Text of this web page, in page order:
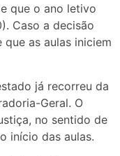
que o ano letivo
Caso a decisão
as aulas iniciem
já recorreu da
Geral. O
no sentido de
início das aulas.